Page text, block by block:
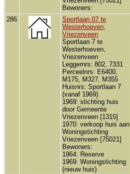
Bewoners:
286
Sportlaan 07 te
Westerhoeven,
Vriezenveen
Sportlaan 7 te
Westerhoeven,
Vriezenveen
Leggernrs: 802, 7331
Perceelnrs: E6400,
M175, M327, M355
Huisnrs: Sportlaan 7
(vanaf 1969)
1969: stichting huis
door Gemeente
Vriezenveen [1315]
1970: verkoop huis aan
Woningstichting
Vriezenveen [75021]
Bewoners:
1964: Reserve
1969: Woningstichting
(nieuw huis)